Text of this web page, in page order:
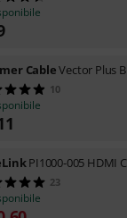
CableVector Plus
10
PI1000-005 HDMI
23